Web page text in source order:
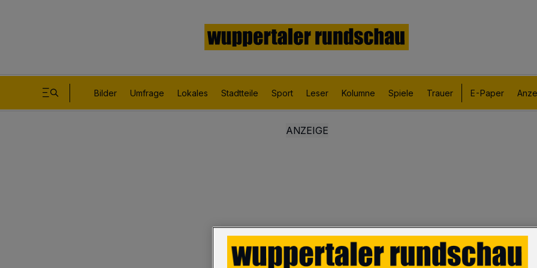
Bilder Umfrage Lokales Stadtteile Sport Leser Kolumne Spiele Trauer E-Paper